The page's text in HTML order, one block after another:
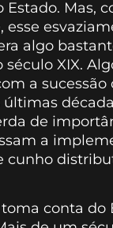
Estado. Mas,
esse
algo
XIX.
a sucessão
de
a
cunho
conta do